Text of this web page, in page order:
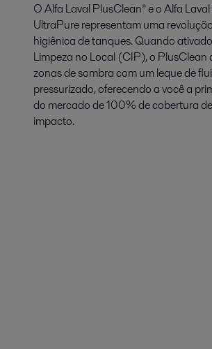
O Alfa Laval PlusClean® e o Alfa
UltraPure representam uma
higiênica de tanques. Quando
Limpeza no Local (CIP), o PlusClean
zonas de sombra com um leque de
pressurizado, oferecendo a você a
do mercado de 100% de cobertura
impacto.